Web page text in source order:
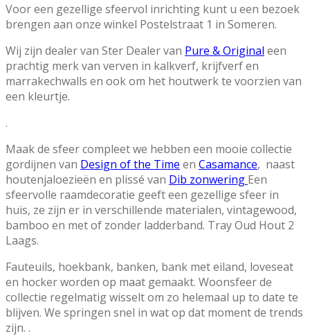
Voor een gezellige sfeervol inrichting kunt u een bezoek
brengen aan onze winkel Postelstraat 1 in Someren.
Wij zijn dealer van Ster Dealer van Pure & Original een
prachtig merk van verven in kalkverf, krijfverf en
marrakechwalls en ook om het houtwerk te voorzien van
een kleurtje.
.
Maak de sfeer compleet we hebben een mooie collectie
gordijnen van Design of the Time en Casamance, naast
houtenjaloezieën en plissé van Dib zonwering Een
sfeervolle raamdecoratie geeft een gezellige sfeer in
huis, ze zijn er in verschillende materialen, vintagewood,
bamboo en met of zonder ladderband. Tray Oud Hout 2
Laags.
Fauteuils, hoekbank, banken, bank met eiland, loveseat
en hocker worden op maat gemaakt. Woonsfeer de
collectie regelmatig wisselt om zo helemaal up to date te
blijven. We springen snel in wat op dat moment de trends
zijn. .